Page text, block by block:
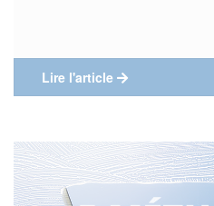
Lire l'article